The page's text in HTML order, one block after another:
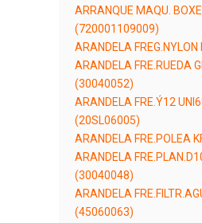
ARRANQUE MAQU.
(720001109009)
ARANDELA
ARANDELA FRE.RUEDA
(30040052)
ARANDELA FRE.Ý12
(20SL06005)
ARANDELA FRE.POLEA
ARANDELA
(30040048)
ARANDELA
(45060063)